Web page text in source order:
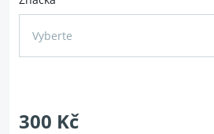
Vyberte
300 Kč